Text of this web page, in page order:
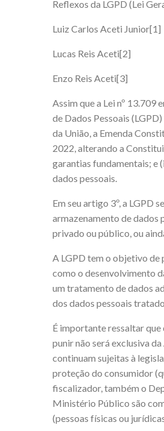
Reflexos da LGPD (Lei
Luiz Carlos Aceti Junior[1]
Lucas Reis Aceti[2]
Enzo Reis Aceti[3]
Assim que a Lei nº
de Dados Pessoais
da União, a Emenda
2022, alterando a
garantias fundamentais; e
dados pessoais.
Em seu artigo 3º, a LGPD
armazenamento de dados
privado ou público, ou
A LGPD tem o objetivo de
como o desenvolvimento
um tratamento de dados
dos dados pessoais
É importante ressaltar
punir não será exclusiva
continuam sujeitas à
proteção do consumidor
fiscalizador, também o
Ministério Público são
(pessoas físicas ou